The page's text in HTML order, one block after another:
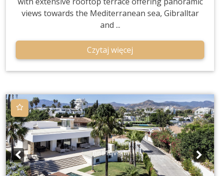
views towards the Mediterranean sea, Gibralltar
and ...
Czytaj więcej